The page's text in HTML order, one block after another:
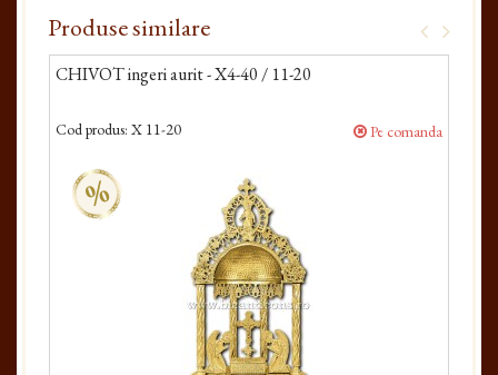
Produse similare
CHIVOT ingeri aurit - X4-40 / 11-20
Cod produs: X 11-20 Pe comanda
%